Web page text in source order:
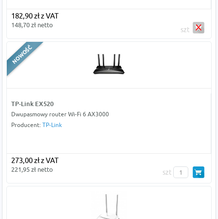
182,90 zł z VAT
148,70 zł netto
szt
TP-Link EX520
Dwupasmowy router Wi‑Fi 6 AX3000
Producent: TP-Link
273,00 zł z VAT
221,95 zł netto szt